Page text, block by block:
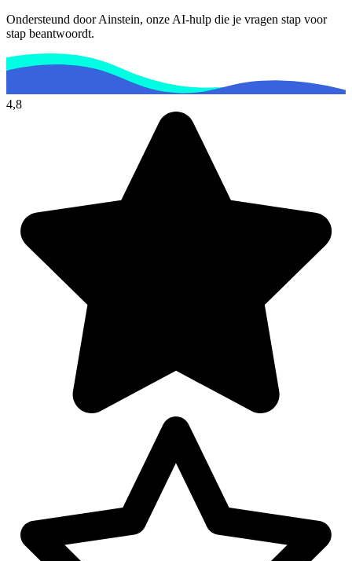
Ondersteund door Ainstein, onze AI-hulp die je vragen stap voor
stap beantwoordt.
4,8